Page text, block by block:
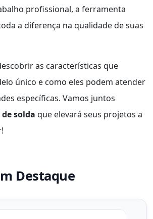
profissional, a ferramenta
a diferença na qualidade de suas
as características que
único e como eles podem atender
específicas. Vamos juntos
solda que elevará seus projetos a
Destaque